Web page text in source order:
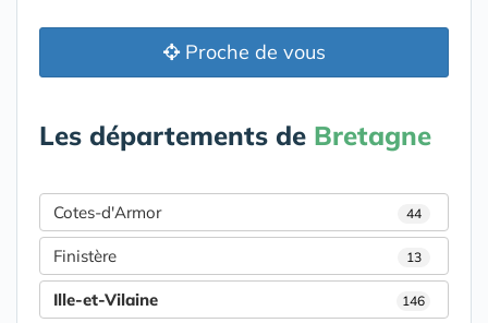
Proche de vous
Les départements de Bretagne
Cotes-d'Armor 44
Finistère 13
Ille-et-Vilaine 146